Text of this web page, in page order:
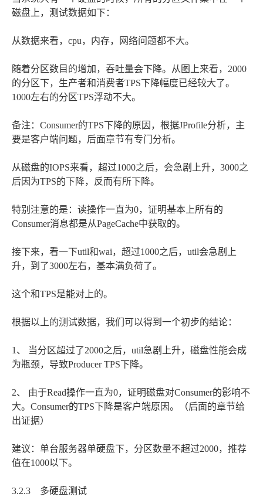
磁盘上，测试数据如下：
从数据来看，cpu，内存，网络问题都不大。
随着分区数目的增加，吞吐量会下降。从图上来看，2000
的分区下，生产者和消费者TPS下降幅度已经较大了。
1000左右的分区TPS浮动不大。
备注：Consumer的TPS下降的原因，根据JProfile分析，主
要是客户端问题，后面章节有专门分析。
从磁盘的IOPS来看，超过1000之后，会急剧上升，3000之
后因为TPS的下降，反而有所下降。
特别注意的是：读操作一直为0，证明基本上所有的
Consumer消息都是从PageCache中获取的。
接下来，看一下util和wai，超过1000之后，util会急剧上
升，到了3000左右，基本满负荷了。
这个和TPS是能对上的。
根据以上的测试数据，我们可以得到一个初步的结论：
1、 当分区超过了2000之后，util急剧上升，磁盘性能会成
为瓶颈，导致Producer TPS下降。
2、 由于Read操作一直为0，证明磁盘对Consumer的影响不
大。Consumer的TPS下降是客户端原因。（后面的章节给
出证据）
建议：单台服务器单硬盘下，分区数量不超过2000，推荐
值在1000以下。
3.2.3 多硬盘测试